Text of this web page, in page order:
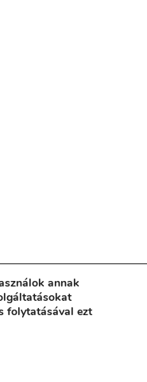
annak
folytatásával ezt